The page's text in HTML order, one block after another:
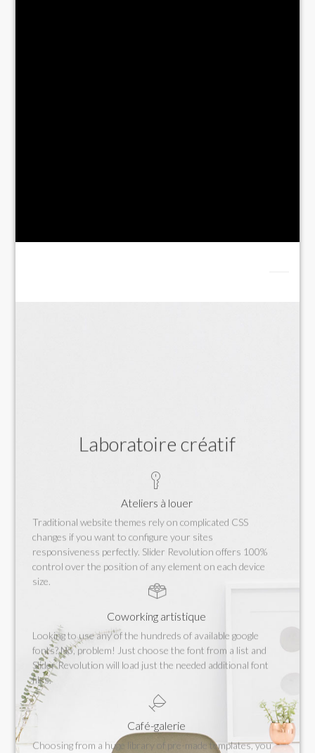
Laboratoire créatif
Ateliers à louer
Traditional website themes rely on complicated CSS
changes if you want to configure your sites
responsiveness perfectly. Slider Revolution offers 100%
control over the position of any element on each device
size.
Coworking artistique
Looking to use any of the hundreds of available google
fonts? No, problem! Just choose the font from a list and
Slider Revolution will load just the needed additional font
files.
Café-galerie
Choosing from a huge library of pre-made templates, you